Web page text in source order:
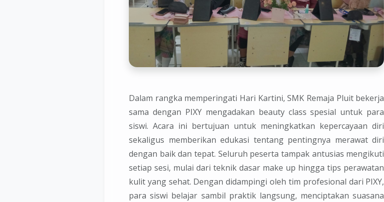
Dalam rangka memperingati Hari Kartini, SMK Remaja Pluit bekerja
sama dengan PIXY mengadakan beauty class spesial untuk para
siswi. Acara ini bertujuan untuk meningkatkan kepercayaan diri
sekaligus memberikan edukasi tentang pentingnya merawat diri
dengan baik dan tepat. Seluruh peserta tampak antusias mengikuti
setiap sesi, mulai dari teknik dasar make up hingga tips perawatan
kulit yang sehat. Dengan didampingi oleh tim profesional dari PIXY,
para siswi belajar sambil praktik langsung, menciptakan suasana